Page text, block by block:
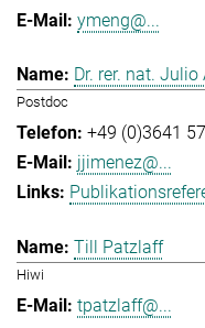
ymeng@...
Dr. rer. nat.
Postdoc
+49 (0)3641
jjimenez@...
Till Patzlaff
Hiwi
tpatzlaff@...